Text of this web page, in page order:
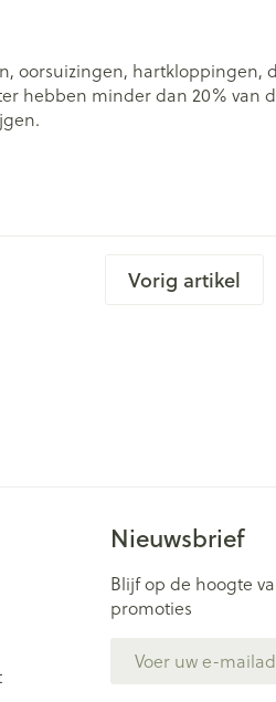
oorsuizingen, hartkloppingen,
hebben minder dan 20% van
Vorig artikel
Nieuwsbrief
Blijf op de hoogte
promoties